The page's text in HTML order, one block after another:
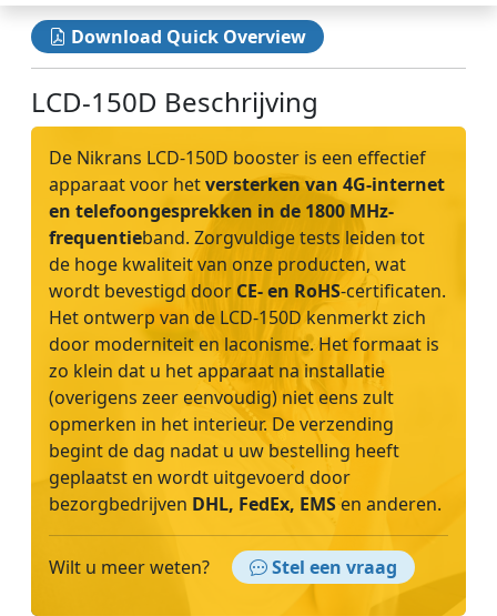
Download Quick Overview
LCD-150D Beschrijving
De Nikrans LCD-150D booster is een effectief
apparaat voor hetversterken van 4G-internet
en telefoongesprekken in de 1800 MHz-
frequentieband. Zorgvuldige tests leiden tot
de hoge kwaliteit van onze producten, wat
wordt bevestigd door CE- en RoHS-certificaten.
Het ontwerp van de LCD-150D kenmerkt zich
door moderniteit en laconisme. Het formaat is
zo klein dat u het apparaat na installatie
(overigens zeer eenvoudig) niet eens zult
opmerken in het interieur. De verzending
begint de dag nadat u uw bestelling heeft
geplaatst en wordt uitgevoerd door
bezorgbedrijven DHL, FedEx, EMSen anderen.
Wilt u meer weten? Stel een vraag